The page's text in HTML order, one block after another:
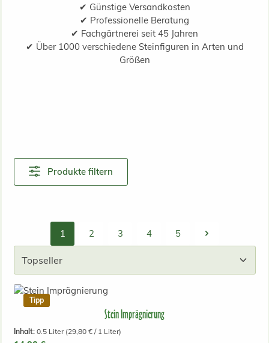
✔ Günstige Versandkosten
✔ Professionelle Beratung
✔ Fachgärtnerei seit 45 Jahren
✔ Über 1000 verschiedene Steinfiguren in Arten und
Größen
Produkte filtern
Seite
1 Seite
2 Seite
3 Seite
4 Seite
5
Tipp
Stein Imprägnierung
Inhalt: 0.5 Liter (29,80 € / 1 Liter)